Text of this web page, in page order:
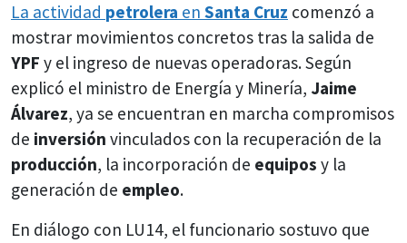
La actividad petrolera en Santa Cruz comenzó a
mostrar movimientos concretos tras la salida de
YPF y el ingreso de nuevas operadoras. Según
explicó el ministro de Energía y Minería, Jaime
Álvarez, ya se encuentran en marcha compromisos
de inversión vinculados con la recuperación de la
producción, la incorporación de equipos y la
generación de empleo.
En diálogo con LU14, el funcionario sostuvo que